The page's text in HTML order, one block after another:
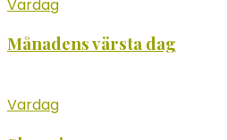
Vardag
Månadens värsta dag
Vardag